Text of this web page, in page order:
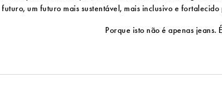
futuro, um futuro mais sustentável, mais inclusivo e
Porque isto não é apenas jeans.